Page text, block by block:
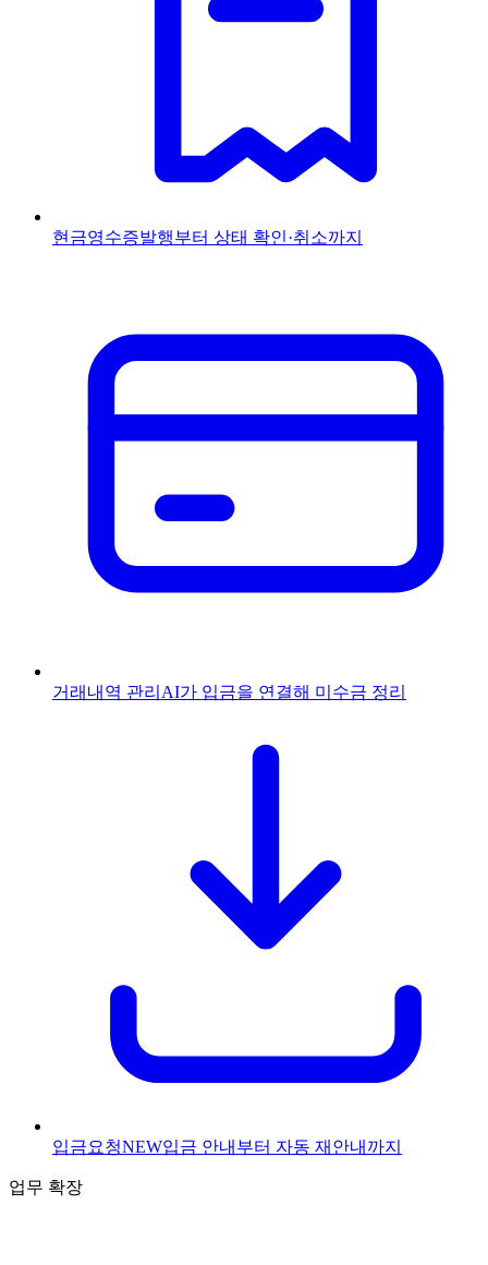
현금영수증발행부터 상태 확인·취소까지
거래내역 관리 AI가 입금을 연결해 미수금 정리
입금요청NEW입금 안내부터 자동 재안내까지
업무 확장